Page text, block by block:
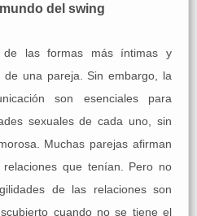
del swing
las formas más íntimas y
una pareja. Sin embargo, la
son esenciales para
sexuales de cada uno, sin
Muchas parejas afirman
que tenían. Pero no
de las relaciones son
cuando no se tiene el